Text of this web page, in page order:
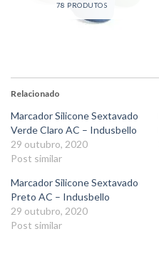
78 PRODUTOS
Relacionado
Marcador Silicone Sextavado
Verde Claro AC – Indusbello
29 outubro, 2020
Post similar
Marcador Silicone Sextavado
Preto AC – Indusbello
29 outubro, 2020
Post similar